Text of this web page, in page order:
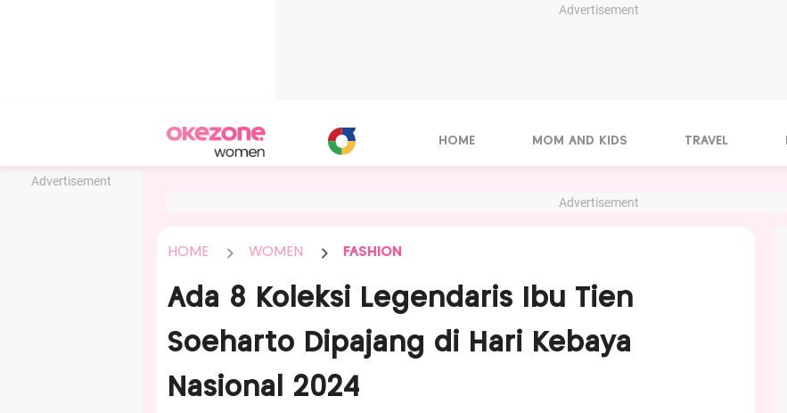
Advertisement
Advertisement
HOME MOM AND KIDS TRAVEL
Advertisement
HOME WOMEN FASHION
Ada 8 Koleksi Legendaris Ibu Tien
Soeharto Dipajang di Hari Kebaya
Nasional 2024